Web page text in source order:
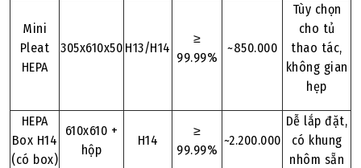
Mini
Pleat
HEPA
305x610x50 H13/H14
≥
99.99%
~850.000
Tùy chọn
cho tủ
thao tác,
không gian
hẹp
HEPA
Box H14
(có box)
610x610 +
hộp
H14
≥
99.99%
~2.200.000
Dễ lắp đặt,
có khung
nhôm sẵn